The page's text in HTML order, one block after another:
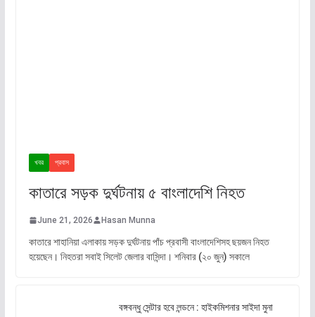
খবর প্রবাস
কাতারে সড়ক দুর্ঘটনায় ৫ বাংলাদেশি নিহত
June 21, 2026 Hasan Munna
কাতারে শাহানিয়া এলাকায় সড়ক দুর্ঘটনায় পাঁচ প্রবাসী বাংলাদেশিসহ ছয়জন নিহত
হয়েছেন। নিহতরা সবাই সিলেট জেলার বাসিন্দা। শনিবার (২০ জুন) সকালে
বঙ্গবন্ধু সেন্টার হবে লন্ডনে : হাইকমিশনার সাইদা মুনা